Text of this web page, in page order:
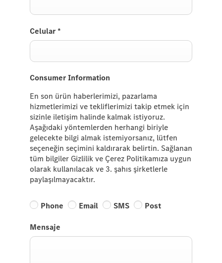
Celular *
Consumer Information
En son ürün haberlerimizi, pazarlama
hizmetlerimizi ve tekliflerimizi takip etmek için
sizinle iletişim halinde kalmak istiyoruz.
Aşağıdaki yöntemlerden herhangi biriyle
gelecekte bilgi almak istemiyorsanız, lütfen
seçeneğin seçimini kaldırarak belirtin. Sağlanan
tüm bilgiler Gizlilik ve Çerez Politikamıza uygun
olarak kullanılacak ve 3. şahıs şirketlerle
paylaşılmayacaktır.
Phone Email SMS Post
Mensaje